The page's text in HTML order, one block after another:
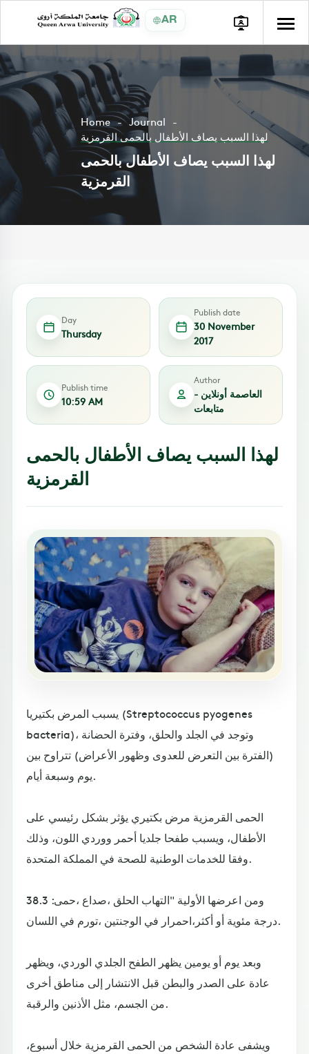
AR
Home
Journal
لهذا السبب يصاف الأطفال بالحمى القرمزية
لهذا السبب يصاف الأطفال بالحمى
القرمزية
Day
Thursday
Publish date
30 November
2017
Publish time
10:59 AM
Author
العاصمة أونلاين -
متابعات
لهذا السبب يصاف الأطفال بالحمى
القرمزية
يسبب المرض بكتيريا (Streptococcus pyogenes
bacteria)، وتوجد في الجلد والحلق، وفترة الحضانة
(الفترة بين التعرض للعدوى وظهور الأعراض) تتراوح بين
يوم وسبعة أيام.
الحمى القرمزية مرض بكتيري يؤثر بشكل رئيسي على
الأطفال، ويسبب طفحا جلديا أحمر ووردي اللون، وذلك
وفقا للخدمات الوطنية للصحة في المملكة المتحدة.
ومن اعرضها الأولية "التهاب الحلق ،صداع ،حمى: 38.3
درجة مئوية أو أكثر،احمرار في الوجنتين ،تورم في اللسان.
وبعد يوم أو يومين يظهر الطفح الجلدي الوردي، ويظهر
عادة على الصدر والبطن قبل الانتشار إلى مناطق أخرى
من الجسم، مثل الأذنين والرقبة.
ويشفى عادة الشخص من الحمى القرمزية خلال أسبوع،